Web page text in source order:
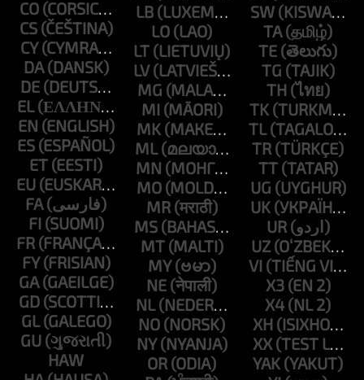
CO
CS
CY
DA
DE
EL
EN
ES
ET
EU
FA
FI
FR
FY
GA
GD
GL
GU
HAW
LB
LO
LT
LV
MG
MI
MK
ML
MN
MO
MR
MS
MT
MY
NE
NL
NO
NY
OR
SW
TA
TE
TG
TH
TK
TL
TR
TT
UG
UK
UR
UZ
VI
X3
X4
XH
XX
YAK